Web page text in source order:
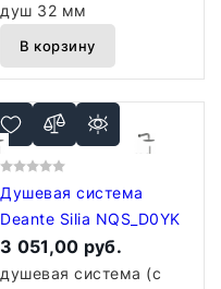
душ 32 мм
В корзину
Душевая система
Deante Silia NQS_D0YK
3 051,00 руб.
душевая система (с